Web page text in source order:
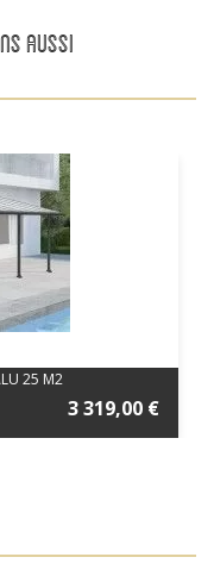
AUSSI
25 M2
3 319,00 €